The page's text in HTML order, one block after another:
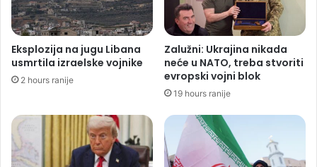
Eksplozija na jugu Libana
usmrtila izraelske vojnike
2 hours ranije
Zalužni: Ukrajina nikada
neće u NATO, treba stvoriti
evropski vojni blok
19 hours ranije